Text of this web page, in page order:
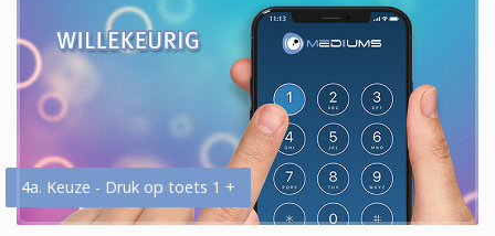
4a. Keuze - Druk op toets 1 +